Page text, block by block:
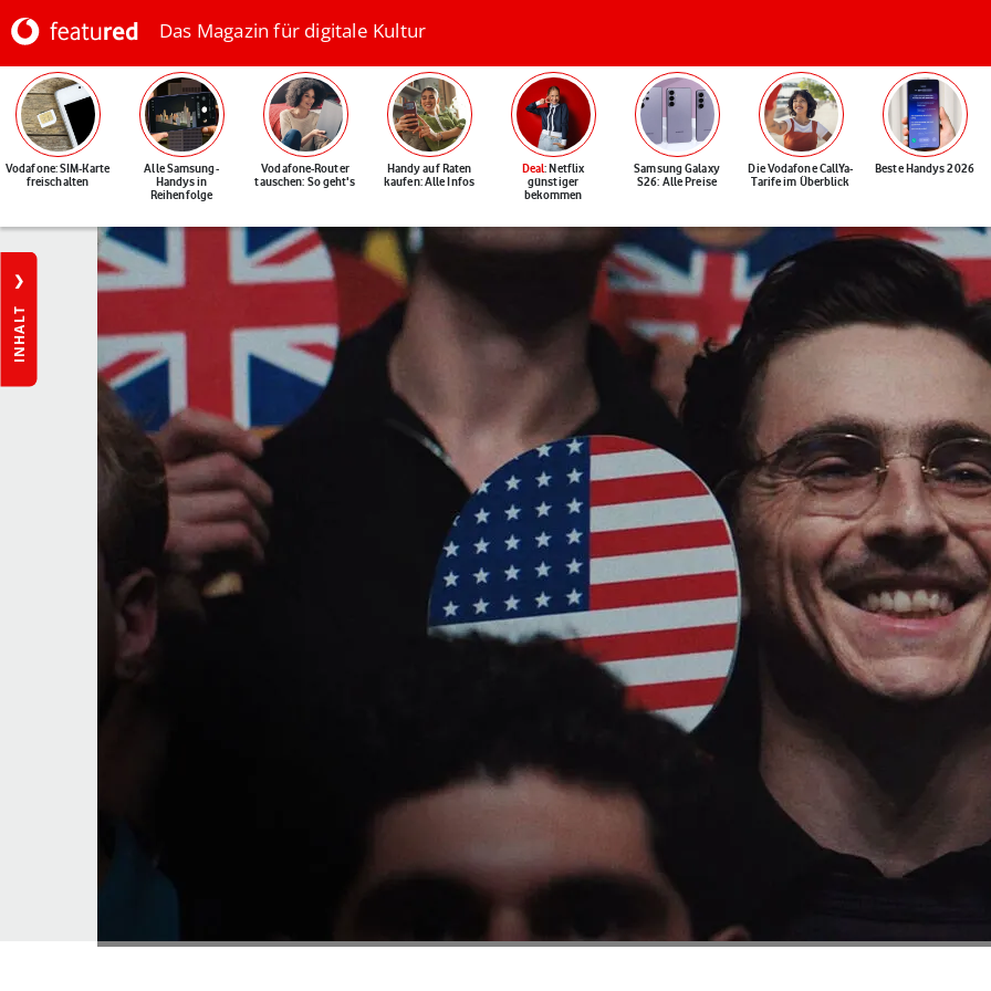
Das Magazin für digitale Kultur
Vodafone: SIM-Karte
freischalten
Alle Samsung-
Handys in
Reihenfolge
Vodafone-Router
tauschen: So geht's
Handy auf Raten
kaufen: Alle Infos
Deal: Netflix
günstiger
bekommen
Samsung Galaxy
S26: Alle Preise
Die Vodafone CallYa-
Tarife im Überblick
Beste Handys 2026
INHALT